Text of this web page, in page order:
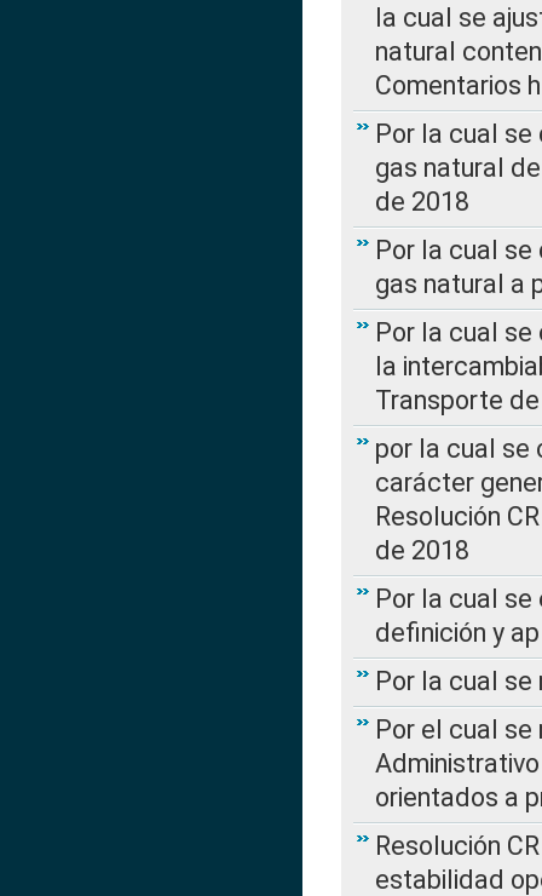
la cual se
natural
Comentarios
Por la cual
gas natural
de 2018
Por la cual
gas natural a
Por la cual
la
Transporte
por la cual se
carácter
Resolución
de 2018
Por la cual
definición y
Por la cual
Por el cual
orientados a
Resolución
estabilidad